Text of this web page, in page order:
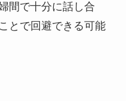
間で十分に話し合
とで回避できる可能